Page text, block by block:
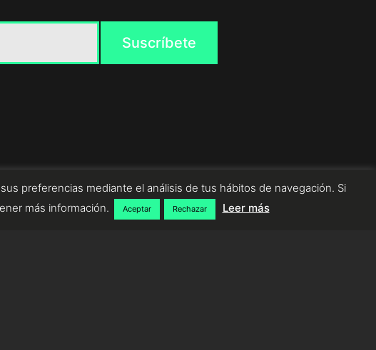
preferencias mediante el análisis de tus hábitos de navegación. Si
más información.
Aceptar Rechazar Leer más